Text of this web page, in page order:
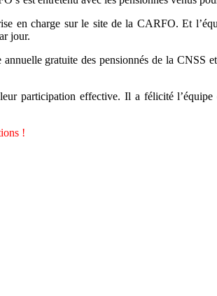
en charge sur le site de la CARFO. Et
jour.
gratuite des pensionnés de la
participation effective. Il a félicité l’équipe
!